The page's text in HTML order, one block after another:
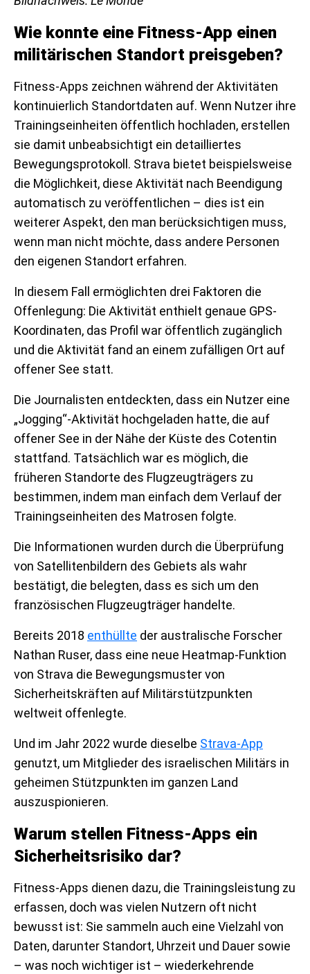
Wie konnte eine Fitness-App einen
militärischen Standort preisgeben?
Fitness-Apps zeichnen während der Aktivitäten
kontinuierlich Standortdaten auf. Wenn Nutzer ihre
Trainingseinheiten öffentlich hochladen, erstellen
sie damit unbeabsichtigt ein detailliertes
Bewegungsprotokoll. Strava bietet beispielsweise
die Möglichkeit, diese Aktivität nach Beendigung
automatisch zu veröffentlichen – dies ist ein
weiterer Aspekt, den man berücksichtigen muss,
wenn man nicht möchte, dass andere Personen
den eigenen Standort erfahren.
In diesem Fall ermöglichten drei Faktoren die
Offenlegung: Die Aktivität enthielt genaue GPS-
Koordinaten, das Profil war öffentlich zugänglich
und die Aktivität fand an einem zufälligen Ort auf
offener See statt.
Die Journalisten entdeckten, dass ein Nutzer eine
„Jogging“-Aktivität hochgeladen hatte, die auf
offener See in der Nähe der Küste des Cotentin
stattfand. Tatsächlich war es möglich, die
früheren Standorte des Flugzeugträgers zu
bestimmen, indem man einfach dem Verlauf der
Trainingseinheiten des Matrosen folgte.
Die Informationen wurden durch die Überprüfung
von Satellitenbildern des Gebiets als wahr
bestätigt, die belegten, dass es sich um den
französischen Flugzeugträger handelte.
Bereits 2018 enthüllte der australische Forscher
Nathan Ruser, dass eine neue Heatmap-Funktion
von Strava die Bewegungsmuster von
Sicherheitskräften auf Militärstützpunkten
weltweit offenlegte.
Und im Jahr 2022 wurde dieselbe Strava-App
genutzt, um Mitglieder des israelischen Militärs in
geheimen Stützpunkten im ganzen Land
auszuspionieren.
Warum stellen Fitness-Apps ein
Sicherheitsrisiko dar?
Fitness-Apps dienen dazu, die Trainingsleistung zu
erfassen, doch was vielen Nutzern oft nicht
bewusst ist: Sie sammeln auch eine Vielzahl von
Daten, darunter Standort, Uhrzeit und Dauer sowie
– was noch wichtiger ist – wiederkehrende